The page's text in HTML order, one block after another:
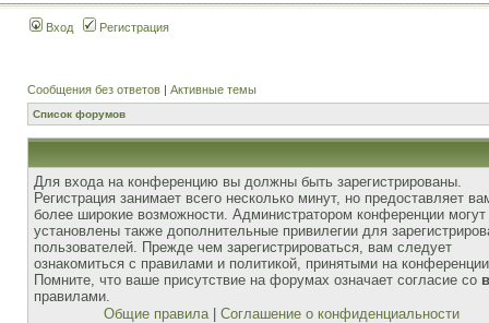
Вход Регистрация
Сообщения без ответов | Активные темы
Список форумов
Для входа на конференцию вы должны быть зарегистрированы.
Регистрация занимает всего несколько минут, но предоставляет
более широкие возможности. Администратором конференции
установлены также дополнительные привилегии для
пользователей. Прежде чем зарегистрироваться, вам следует
ознакомиться с правилами и политикой, принятыми на
Помните, что ваше присутствие на форумах означает согласие со
правилами.
Общие правила| Соглашение о конфиденциальности